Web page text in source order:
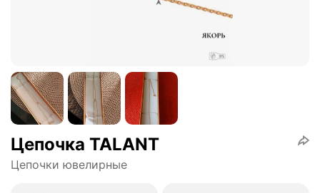
Цепочка TALANT
Цепочки ювелирные